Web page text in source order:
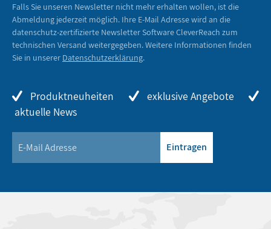
Falls Sie unseren Newsletter nicht mehr erhalten wollen, ist die
Abmeldung jederzeit möglich. Ihre E-Mail Adresse wird an die
datenschutz-zertifizierte Newsletter Software CleverReach zum
technischen Versand weitergegeben. Weitere Informationen finden
Sie in unserer Datenschutzerklärung.
Produktneuheiten
exklusive Angebote
aktuelle News
Eintragen